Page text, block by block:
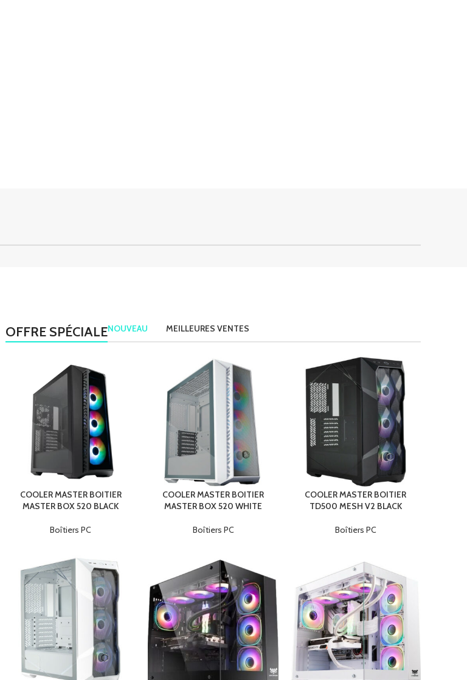
COOLER MASTER MOUSE GAMING MM720 MATTE BLACK
Accessoires
Points forts :
Type de capteur : Optique
Résolution maximale (dpi) : 16000
COOLER MASTER MOUSE M710 WHITE
Accessoires
Points forts :
Type de capteur : Optique
Résolution maximale (dpi) : 16000 dpi
OFFRE SPÉCIALENOUVEAU MEILLEURES VENTES
COOLER MASTER BOITIER
MASTER BOX 520 BLACK
Boîtiers PC
COOLER MASTER BOITIER
MASTER BOX 520 WHITE
Boîtiers PC
COOLER MASTER BOITIER
TD500 MESH V2 BLACK
Boîtiers PC